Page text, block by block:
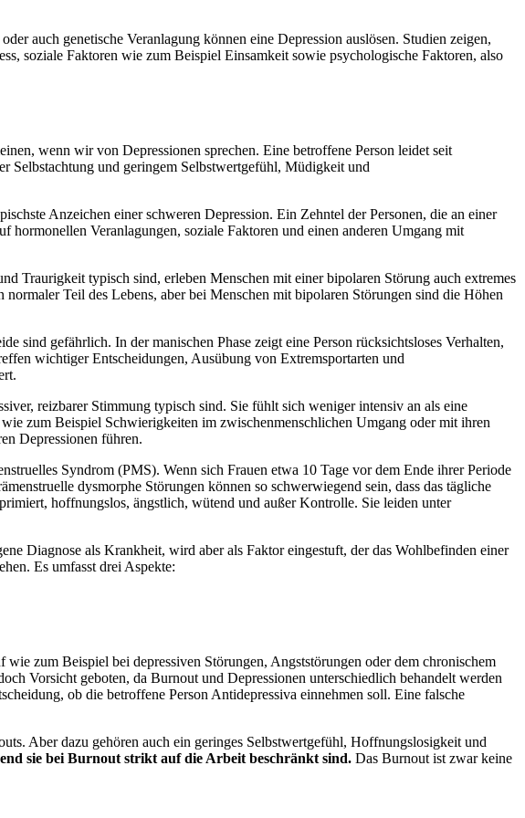
auch genetische Veranlagung können eine Depression auslösen. Studien zeigen,
soziale Faktoren wie zum Beispiel Einsamkeit sowie psychologische Faktoren, also
wenn wir von Depressionen sprechen. Eine betroffene Person leidet seit
Selbstachtung und geringem Selbstwertgefühl, Müdigkeit und
Anzeichen einer schweren Depression. Ein Zehntel der Personen, die an einer
hormonellen Veranlagungen, soziale Faktoren und einen anderen Umgang mit
Traurigkeit typisch sind, erleben Menschen mit einer bipolaren Störung auch extremes
Teil des Lebens, aber bei Menschen mit bipolaren Störungen sind die Höhen
sind gefährlich. In der manischen Phase zeigt eine Person rücksichtsloses Verhalten,
wichtiger Entscheidungen, Ausübung von Extremsportarten und
reizbarer Stimmung typisch sind. Sie fühlt sich weniger intensiv an als eine
zum Beispiel Schwierigkeiten im zwischenmenschlichen Umgang oder mit ihren
Depressionen führen.
Syndrom (PMS). Wenn sich Frauen etwa 10 Tage vor dem Ende ihrer Periode
dysmorphe Störungen können so schwerwiegend sein, dass das tägliche
hoffnungslos, ängstlich, wütend und außer Kontrolle. Sie leiden unter
Diagnose als Krankheit, wird aber als Faktor eingestuft, der das Wohlbefinden einer
Es umfasst drei Aspekte:
zum Beispiel bei depressiven Störungen, Angststörungen oder dem chronischem
Vorsicht geboten, da Burnout und Depressionen unterschiedlich behandelt werden
ob die betroffene Person Antidepressiva einnehmen soll. Eine falsche
Aber dazu gehören auch ein geringes Selbstwertgefühl, Hoffnungslosigkeit und
sie bei Burnout strikt auf die Arbeit beschränkt sind. Das Burnout ist zwar keine